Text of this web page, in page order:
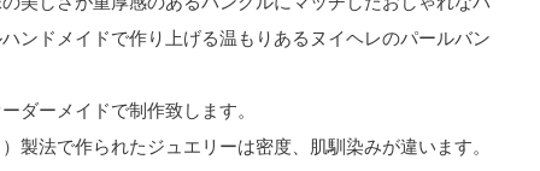
ンドメイドで作り上げる温もりあるヌイヘレのパールバン
ダーメイドで制作致します。
製法で作られたジュエリーは密度、肌馴染みが違います。